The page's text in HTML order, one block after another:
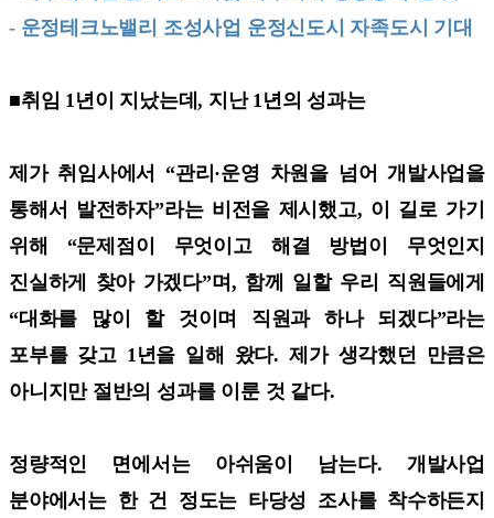
- 운정테크노밸리 조성사업 운정신도시 자족도시 기대
■취임 1년이 지났는데, 지난 1년의 성과는
제가 취임사에서 “관리·운영 차원을 넘어 개발사업을
통해서 발전하자”라는 비전을 제시했고, 이 길로 가기
위해 “문제점이 무엇이고 해결 방법이 무엇인지
진실하게 찾아 가겠다”며, 함께 일할 우리 직원들에게
“대화를 많이 할 것이며 직원과 하나 되겠다”라는
포부를 갖고 1년을 일해 왔다. 제가 생각했던 만큼은
아니지만 절반의 성과를 이룬 것 같다.
정량적인 면에서는 아쉬움이 남는다. 개발사업
분야에서는 한 건 정도는 타당성 조사를 착수하든지